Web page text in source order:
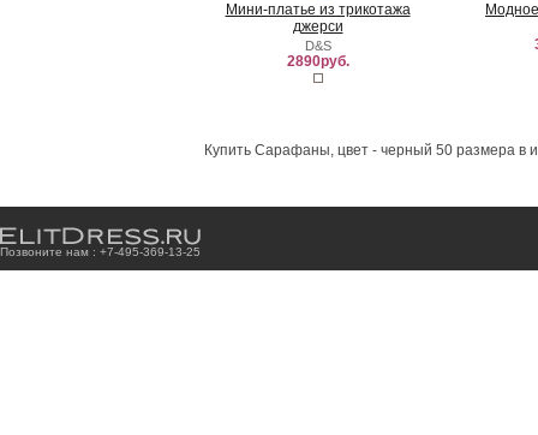
Мини-платье из трикотажа
джерси
D&S
2890руб.
Купить Сарафаны, цвет - черный 50 размера в
Позвоните нам : +7-495-369-13-25